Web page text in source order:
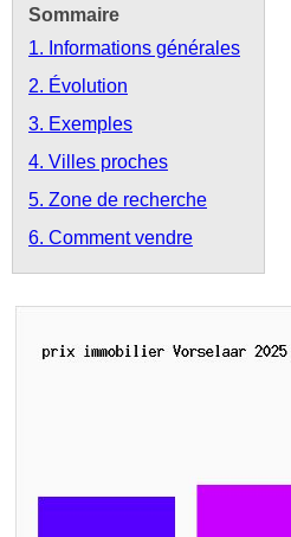
Sommaire
1. Informations générales
2. Évolution
3. Exemples
4. Villes proches
5. Zone de recherche
6. Comment vendre